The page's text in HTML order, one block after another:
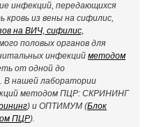
инфекций, передающихся
из вены на сифилис,
на ВИЧ, сифилис,
половых органов для
инфекций методом
от одной до
В нашей лаборатории
методом ПЦР: СКРИНИНГ
) и ОПТИМУМ (Блок
ПЦР).